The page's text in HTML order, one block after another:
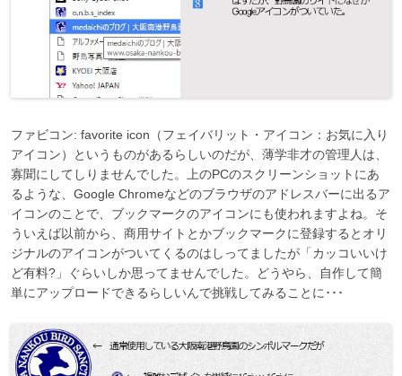
ファビコン: favorite icon（フェイバリット・アイコン：お気に入り
アイコン）というものがあるらしいのだが、薄学非才の管理人は、
寡聞にしてしりませんでした。上のPCのスクリーンショットにあ
るような、Google Chromeなどのブラウザのアドレスバーに出るア
イコンのことで、ブックマークのアイコンにも使われますよね。そ
ういえば以前から、商用サイトとかブックマークに登録するとオリ
ジナルのアイコンがついてくるのはしってましたが「カッコいいけ
ど有料?」ぐらいしか思ってませんでした。どうやら、自作して簡
単にアップロードできるらしいんで挑戦してみることに･･･